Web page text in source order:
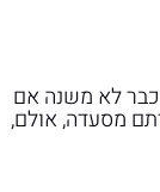
כבר לא משנה אם
מסעדה, אולם,